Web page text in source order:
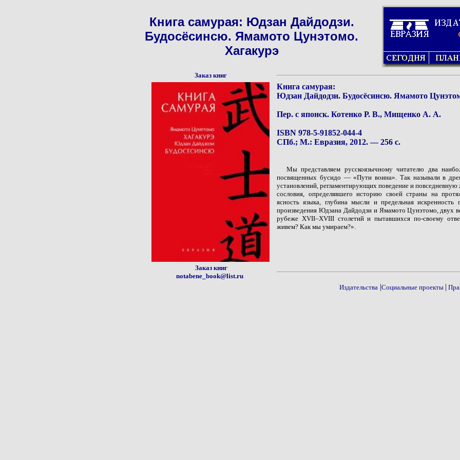
Книга самурая: Юдзан Дайдодзи.
Будосёсинсю. Ямамото Цунэтомо.
Хагакурэ
Заказ книг
Книга самурая:
Юдзан Дайдодзи. Будосёсинсю. Ямамото
Пер. с японск. Котенко Р. В., Мищенко А. А.
ISBN 978-5-91852-044-4
СПб.; М.: Евразия, 2012. — 256 с.
Мы представляем русскоязычному читателю два
посвященных бусидо — «Пути воина». Так называли в
установлений, регламентирующих поведение и
сословия, определявшего историю своей страны на
ясность языка, глубина мысли и предельная искренность
произведения Юдзана Дайдо­дзи и Ямамото Цунэтомо, двух
рубеже XVII–XVIII столетий и пытавшихся по-своему
живем? Как мы умираем?».
Заказ книг
notabene_book@list.ru
Издательства |Социальные проекты |